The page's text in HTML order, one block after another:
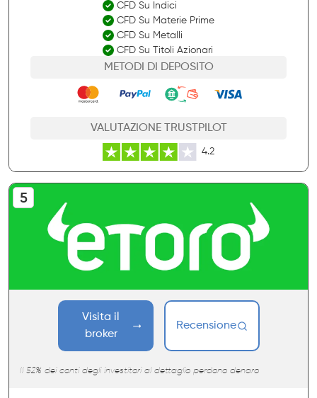
CFD Su Indici
CFD Su Materie Prime
CFD Su Metalli
CFD Su Titoli Azionari
METODI DI DEPOSITO
VALUTAZIONE TRUSTPILOT
4.2
Visita il
broker
Recensione
Il 52% dei conti degli investitori al dettaglio perdono denaro